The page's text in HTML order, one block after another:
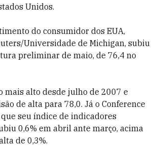
Unidos.
do consumidor dos EUA,
Universidade de Michigan, subiu
preliminar de maio, de 76,4 no
mais alto desde julho de 2007 e
de alta para 78,0. Já o Conference
seu índice de indicadores
0,6% em abril ante março, acima
de 0,3%.